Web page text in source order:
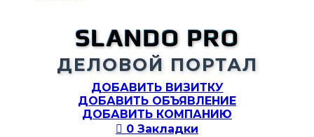
SLANDO PRO
ДЕЛОВОЙ ПОРТАЛ
ДОБАВИТЬ ВИЗИТКУ
ДОБАВИТЬ ОБЪЯВЛЕНИЕ
ДОБАВИТЬ КОМПАНИЮ
 0 Закладки